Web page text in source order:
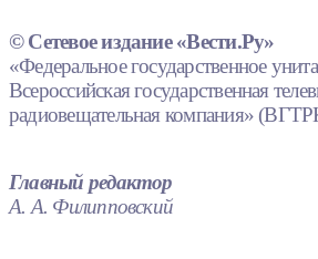
© Сетевое издание «Вести.Ру»
«Федеральное государственное
Всероссийская государственная
радиовещательная компания»
Главный редактор
А. А. Филипповский